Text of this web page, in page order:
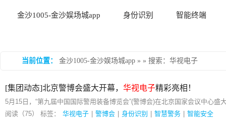
金沙1005-金沙娱场城app 身份识别 智能终端
当前位置： 金沙1005-金沙娱场城app » » 搜索：华视电子
[集团动态]北京警博会盛大开幕， 华视电子精彩亮相！
5月15日，“第九届中国国际警用装备博览会”(警博会)在北京国家会议中心盛
阅读（75） 标签： 华视电子 警博会 身份识别 智慧警务 智能安全